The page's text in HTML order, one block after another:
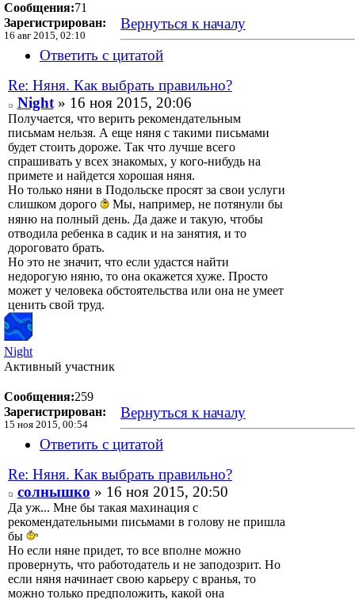
Сообщения:71
Зарегистрирован:
16 авг 2015, 02:10
Вернуться к началу
Ответить с цитатой
Re: Няня. Как выбрать правильно?
Night» 16 ноя 2015, 20:06
Получается, что верить рекомендательным
письмам нельзя. А еще няня с такими письмами
будет стоить дороже. Так что лучше всего
спрашивать у всех знакомых, у кого-нибудь на
примете и найдется хорошая няня.
Но только няни в Подольске просят за свои услуги
слишком дорого
Мы, например, не потянули бы
няню на полный день. Да даже и такую, чтобы
отводила ребенка в садик и на занятия, и то
дороговато брать.
Но это не значит, что если удастся найти
недорогую няню, то она окажется хуже. Просто
может у человека обстоятельства или она не умеет
ценить свой труд.
Night
Активный участник
Сообщения:259
Зарегистрирован:
15 ноя 2015, 00:54
Вернуться к началу
Ответить с цитатой
Re: Няня. Как выбрать правильно?
солнышко » 16 ноя 2015, 20:50
Да уж... Мне бы такая махинация с
рекомендательными письмами в голову не пришла
бы
Но если няне придет, то все вполне можно
провернуть, что работодатель и не заподозрит. Но
если няня начинает свою карьеру с вранья, то
можно только предположить, какой она